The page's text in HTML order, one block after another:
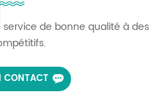
de bonne qualité à des
CONTACT